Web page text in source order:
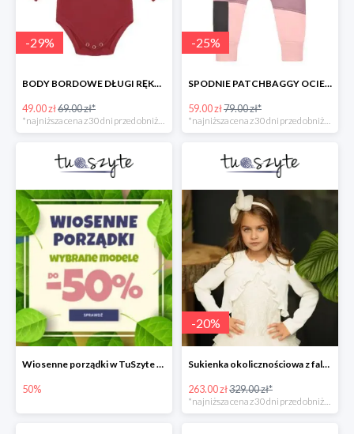
-29%
BODY BORDOWE DŁUGI RĘKAW
49.00 zł69.00 zł*
*najniższa cena z 30 dni przed obniżką
-25%
SPODNIE PATCHBAGGY OCIEPLANE RÓŻOWO-BORDOWE
59.00 zł79.00 zł*
*najniższa cena z 30 dni przed obniżką
Wiosenne porządki w TuSzyte do -50%
50%
-20%
Sukienka okolicznościowa z falbankami
263.00 zł329.00 zł*